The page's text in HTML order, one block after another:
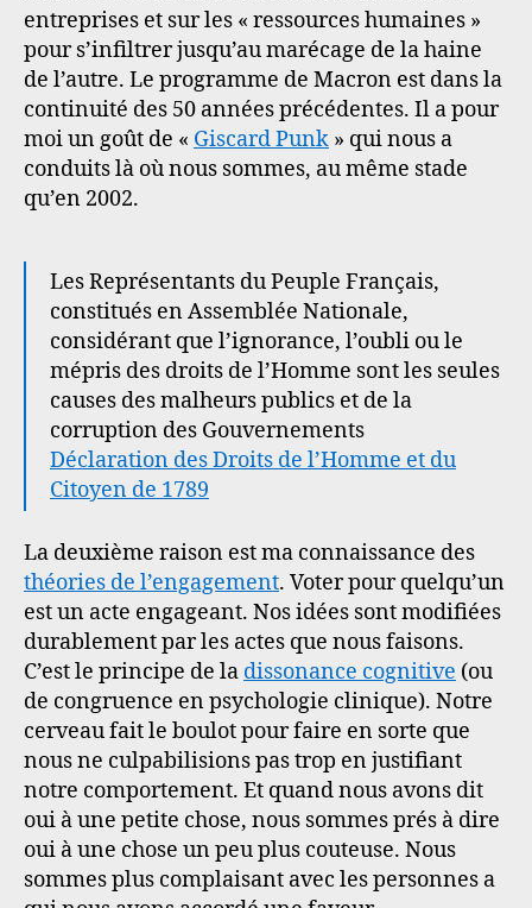
entreprises et sur les « ressources humaines »
pour s’infiltrer jusqu’au marécage de la haine
de l’autre. Le programme de Macron est dans la
continuité des 50 années précédentes. Il a pour
moi un goût de « Giscard Punk » qui nous a
conduits là où nous sommes, au même stade
qu’en 2002.
Les Représentants du Peuple Français,
constitués en Assemblée Nationale,
considérant que l’ignorance, l’oubli ou le
mépris des droits de l’Homme sont les seules
causes des malheurs publics et de la
corruption des Gouvernements
Déclaration des Droits de l’Homme et du
Citoyen de 1789
La deuxième raison est ma connaissance des
théories de l’engagement. Voter pour quelqu’un
est un acte engageant. Nos idées sont modifiées
durablement par les actes que nous faisons.
C’est le principe de la dissonance cognitive (ou
de congruence en psychologie clinique). Notre
cerveau fait le boulot pour faire en sorte que
nous ne culpabilisions pas trop en justifiant
notre comportement. Et quand nous avons dit
oui à une petite chose, nous sommes prés à dire
oui à une chose un peu plus couteuse. Nous
sommes plus complaisant avec les personnes a